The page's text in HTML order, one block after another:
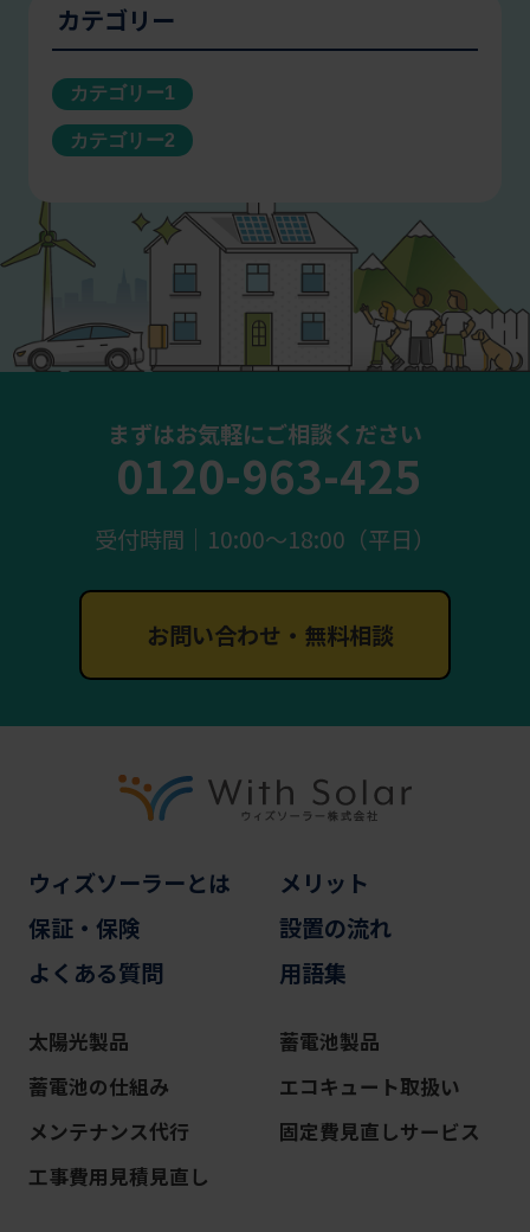
カテゴリー
カテゴリー1
カテゴリー2
まずはお気軽にご相談ください
0120-963-425
受付時間｜10:00〜18:00（平日）
お問い合わせ・無料相談
ウィズソーラーとは
メリット
保証・保険
設置の流れ
よくある質問
用語集
太陽光製品
蓄電池製品
蓄電池の仕組み
エコキュート取扱い
メンテナンス代行
固定費見直しサービス
工事費用見積見直し